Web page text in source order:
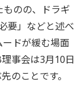
のの、ドラギ
要」などと述べ
ドが緩む場面
事会は3月10日
のことです。